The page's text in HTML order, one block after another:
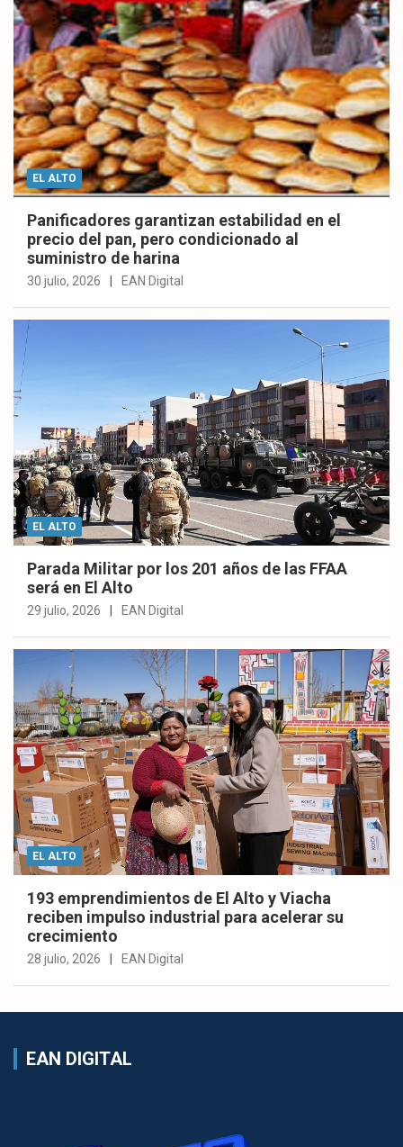
EL ALTO
Panificadores garantizan estabilidad en el
precio del pan, pero condicionado al
suministro de harina
30 julio, 2026 EAN Digital
EL ALTO
Parada Militar por los 201 años de las FFAA
será en El Alto
29 julio, 2026 EAN Digital
EL ALTO
193 emprendimientos de El Alto y Viacha
reciben impulso industrial para acelerar su
crecimiento
28 julio, 2026 EAN Digital
EAN DIGITAL